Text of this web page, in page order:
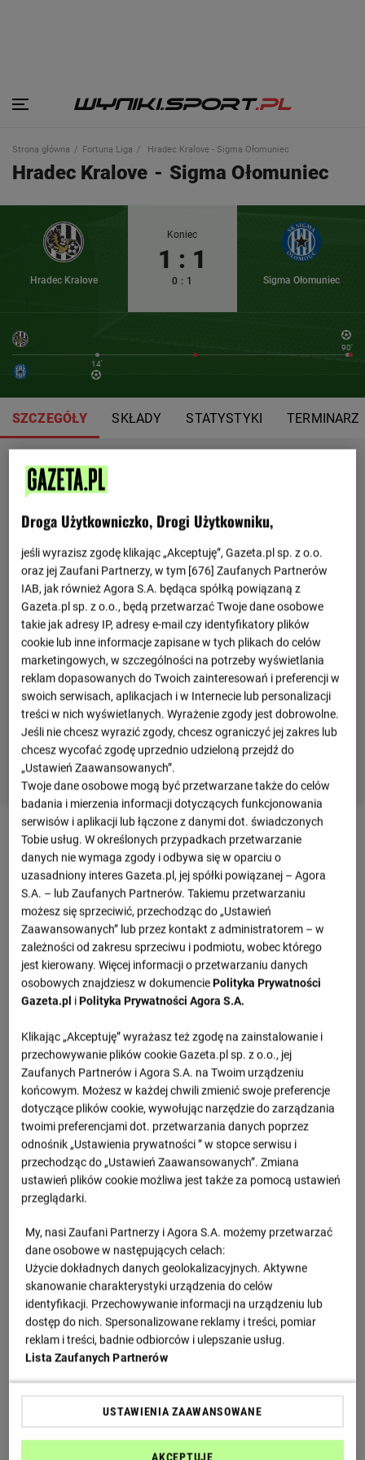
Strona główna Fortuna Liga Hradec Kralove - Sigma Ołomuniec
Hradec Kralove - Sigma Ołomuniec
Hradec Kralove
Koniec
1 : 1
0 : 1 Sigma Ołomuniec
14'
90'
SZCZEGÓŁY SKŁADY STATYSTYKI TERMINARZ
Mecz Hradec Kralove - Sigma Ołomuniec -
szczegóły
Przegląd wydarzeń
Adam Griger
(90')
Matej Mikulenka
(14')
A. Vlkanova
(14')
(58')
J. Pokorny
(16')
(48')
Y. Muritala
(55')
J. Spacil
J. Vodhanel
(83')
J. Kral
(90')
J. Kucera
(62') za F. Cihak
A. Griger
(62') za S. Harazim
L. Krejci
(70') za L. Cmelik
P. Julis
(70') za O. Mihalik
D. Israel
(62') za J. Fiala
L. Vrastil
(77') za J. Kral
S. Langer
(77') za J. Spacil
Informacje o meczu
Sobota 19.10.2024, godzina 11:30
Droga Użytkowniczko, Drogi Użytkowniku,
jeśli wyrazisz zgodę klikając „Akceptuję”, Gazeta.pl sp. z o.o.
oraz jej Zaufani Partnerzy, w tym [676] Zaufanych Partnerów
IAB, jak również Agora S.A. będąca spółką powiązaną z
Gazeta.pl sp. z o.o., będą przetwarzać Twoje dane osobowe
takie jak adresy IP, adresy e-mail czy identyfikatory plików
cookie lub inne informacje zapisane w tych plikach do celów
marketingowych, w szczególności na potrzeby wyświetlania
reklam dopasowanych do Twoich zainteresowań i preferencji w
swoich serwisach, aplikacjach i w Internecie lub personalizacji
treści w nich wyświetlanych. Wyrażenie zgody jest dobrowolne.
Jeśli nie chcesz wyrazić zgody, chcesz ograniczyć jej zakres lub
chcesz wycofać zgodę uprzednio udzieloną przejdź do
„Ustawień Zaawansowanych”.
Twoje dane osobowe mogą być przetwarzane także do celów
badania i mierzenia informacji dotyczących funkcjonowania
serwisów i aplikacji lub łączone z danymi dot. świadczonych
Tobie usług. W określonych przypadkach przetwarzanie
danych nie wymaga zgody i odbywa się w oparciu o
uzasadniony interes Gazeta.pl, jej spółki powiązanej – Agora
S.A. – lub Zaufanych Partnerów. Takiemu przetwarzaniu
możesz się sprzeciwić, przechodząc do „Ustawień
Zaawansowanych” lub przez kontakt z administratorem – w
zależności od zakresu sprzeciwu i podmiotu, wobec którego
jest kierowany. Więcej informacji o przetwarzaniu danych
osobowych znajdziesz w dokumencie Polityka Prywatności
Gazeta.pl i Polityka Prywatności Agora S.A.
Klikając „Akceptuję” wyrażasz też zgodę na zainstalowanie i
przechowywanie plików cookie Gazeta.pl sp. z o.o., jej
Zaufanych Partnerów i Agora S.A. na Twoim urządzeniu
końcowym. Możesz w każdej chwili zmienić swoje preferencje
dotyczące plików cookie, wywołując narzędzie do zarządzania
twoimi preferencjami dot. przetwarzania danych poprzez
odnośnik „Ustawienia prywatności ” w stopce serwisu i
przechodząc do „Ustawień Zaawansowanych”. Zmiana
ustawień plików cookie możliwa jest także za pomocą ustawień
przeglądarki.
My, nasi Zaufani Partnerzy i Agora S.A. możemy przetwarzać
dane osobowe w następujących celach:
Użycie dokładnych danych geolokalizacyjnych. Aktywne
skanowanie charakterystyki urządzenia do celów
identyfikacji. Przechowywanie informacji na urządzeniu lub
dostęp do nich. Spersonalizowane reklamy i treści, pomiar
reklam i treści, badnie odbiorców i ulepszanie usług.
Lista Zaufanych Partnerów
USTAWIENIA ZAAWANSOWANE